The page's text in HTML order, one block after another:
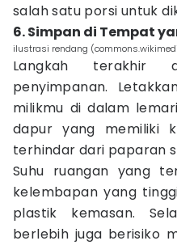
salah satu porsi untuk
6. Simpan di Tempat
ilustrasi rendang
Langkah terakhir
penyimpanan.
milikmu di dalam
dapur yang memiliki
terhindar dari paparan
Suhu ruangan yang
kelembapan yang
plastik kemasan.
berlebih juga berisiko